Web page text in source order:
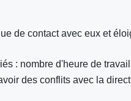
de contact avec eux et
: nombre d'heure de
des conflits avec la